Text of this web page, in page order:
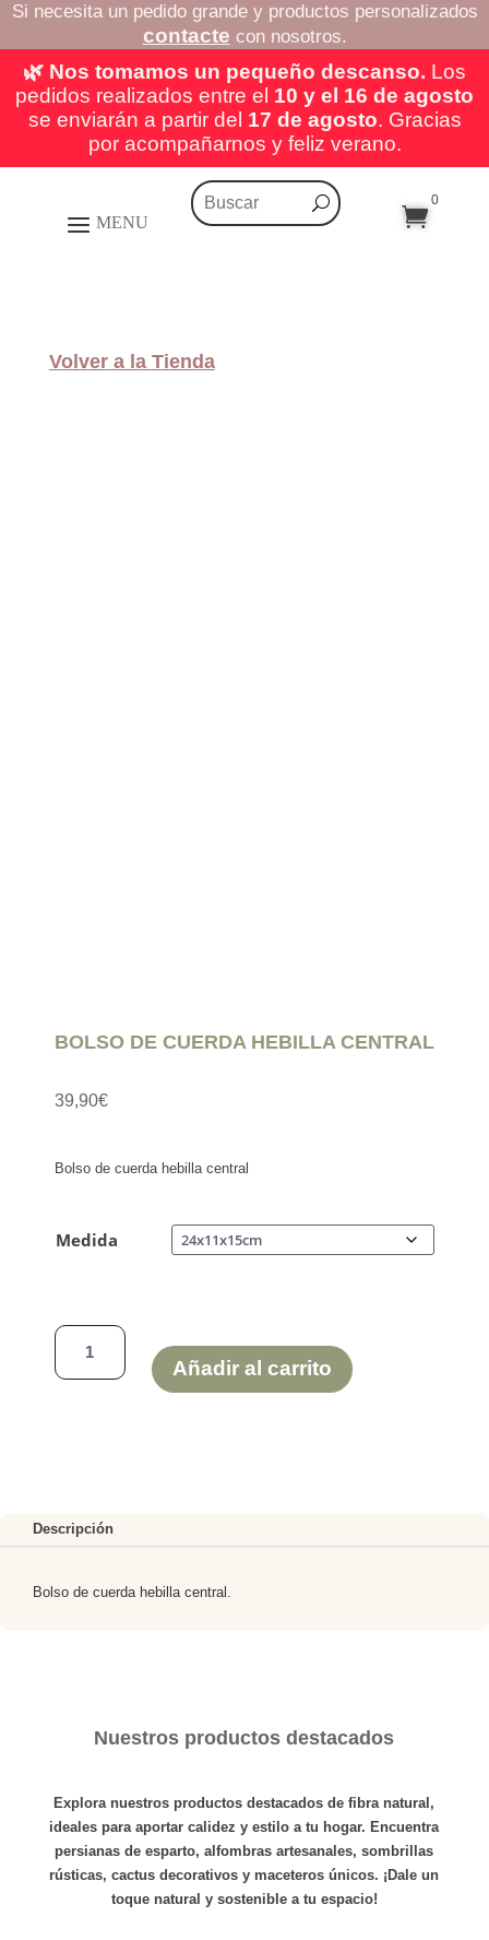
Si necesita un pedido grande y productos personalizados
contacte con nosotros.
🌿 Nos tomamos un pequeño descanso. Los
pedidos realizados entre el 10 y el 16 de agosto
se enviarán a partir del 17 de agosto. Gracias
por acompañarnos y feliz verano.

0
Volver a la Tienda
BOLSO DE CUERDA HEBILLA CENTRAL
39,90€
Bolso de cuerda hebilla central
Medida
BOLSO
CUERDA
Añadir al carrito
Descripción
Bolso de cuerda hebilla central.
Nuestros productos destacados
Explora nuestros productos destacados de fibra natural,
ideales para aportar calidez y estilo a tu hogar. Encuentra
persianas de esparto,alfombras artesanales,sombrillas
rústicas,cactus decorativos y maceteros únicos. ¡Dale un
toque natural y sostenible a tu espacio!